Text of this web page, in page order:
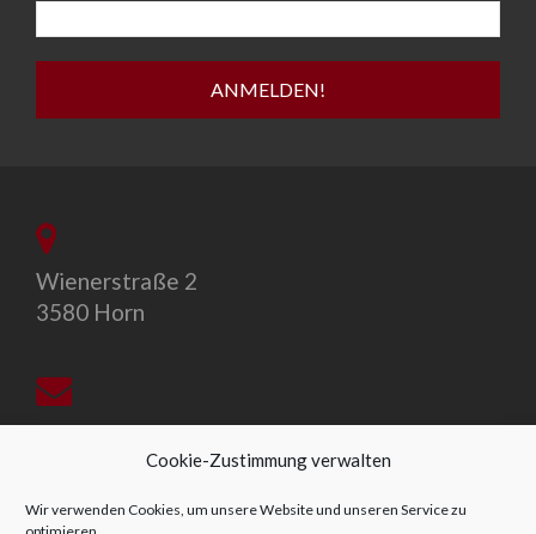
Cookie-Zustimmung verwalten
Wir verwenden Cookies, um unsere Website und unseren Service zu
Wienerstraße 2
3580 Horn
office@allegro-vivo.at